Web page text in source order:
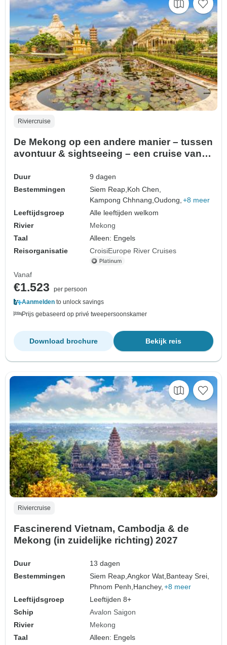
Riviercruise
De Mekong op een andere manier – tussen
avontuur & sightseeing – een cruise van
Duur
9 dagen
Bestemmingen
Siem Reap, Koh Chen,
Kampong Chhnang,Oudong, +8 meer
Leeftijdsgroep
Alle leeftijden welkom
Rivier
Mekong
Taal
Alleen: Engels
Reisorganisatie
CroisiEurope River Cruises
Vanaf
€1.523
per persoon
Aanmelden to unlock savings
Prijs gebaseerd op privé tweepersoonskamer
Bekijk reis
Download brochure
Riviercruise
Fascinerend Vietnam, Cambodja & de
Mekong (in zuidelijke richting) 2027
Duur
13 dagen
Bestemmingen
Siem Reap,Angkor Wat, Banteay Srei,
Phnom Penh, Hanchey, +8 meer
Leeftijdsgroep
Leeftijden 8+
Schip
Avalon Saigon
Rivier
Mekong
Taal
Alleen: Engels